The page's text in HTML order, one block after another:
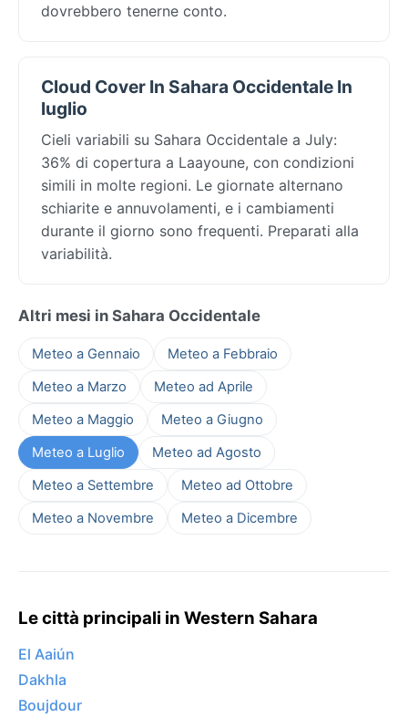
dovrebbero tenerne conto.
Cloud Cover In Sahara Occidentale In
luglio
Cieli variabili su Sahara Occidentale a July:
36% di copertura a Laayoune, con condizioni
simili in molte regioni. Le giornate alternano
schiarite e annuvolamenti, e i cambiamenti
durante il giorno sono frequenti. Preparati alla
variabilità.
Altri mesi in Sahara Occidentale
Meteo a Gennaio
Meteo a Febbraio
Meteo a Marzo
Meteo ad Aprile
Meteo a Maggio
Meteo a Giugno
Meteo a Luglio
Meteo ad Agosto
Meteo a Settembre
Meteo ad Ottobre
Meteo a Novembre
Meteo a Dicembre
Le città principali in Western Sahara
El Aaiún
Dakhla
Boujdour